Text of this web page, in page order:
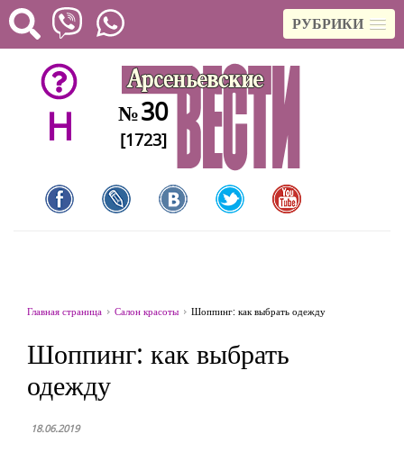
РУБРИКИ
H №30
[1723]
Главная страница Салон красоты Шоппинг: как выбрать одежду
Шоппинг: как выбрать
одежду
18.06.2019